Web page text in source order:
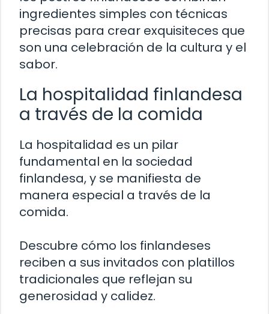
ingredientes simples con técnicas
precisas para crear exquisiteces que
son una celebración de la cultura y el
sabor.
La hospitalidad finlandesa
a través de la comida
La hospitalidad es un pilar
fundamental en la sociedad
finlandesa, y se manifiesta de
manera especial a través de la
comida.
Descubre cómo los finlandeses
reciben a sus invitados con platillos
tradicionales que reflejan su
generosidad y calidez.